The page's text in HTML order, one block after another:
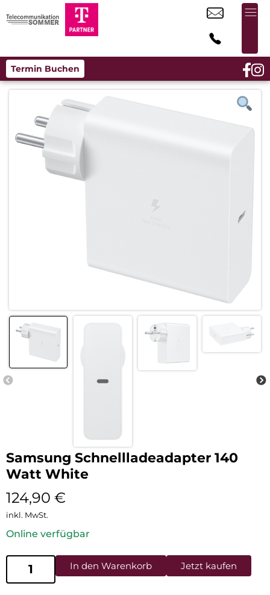
Termin Buchen
Samsung Schnellladeadapter 140
Watt White
124,90 €
inkl. MwSt.
Online verfügbar
In den Warenkorb Jetzt kaufen